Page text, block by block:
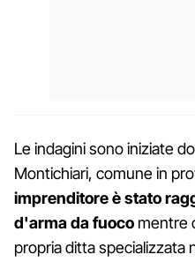
Le indagini sono iniziate
Montichiari, comune in
imprenditore è stato
d'arma da fuoco mentre
propria ditta specializzata